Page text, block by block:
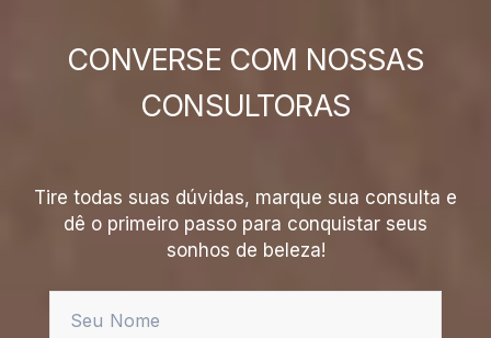
CONVERSE COM NOSSAS
CONSULTORAS
Tire todas suas dúvidas, marque sua consulta e
dê o primeiro passo para conquistar seus
sonhos de beleza!